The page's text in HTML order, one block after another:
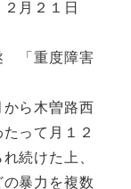
月２１日
「重度障害
ら木曽路西
って月１２
続けた上、
暴力を複数